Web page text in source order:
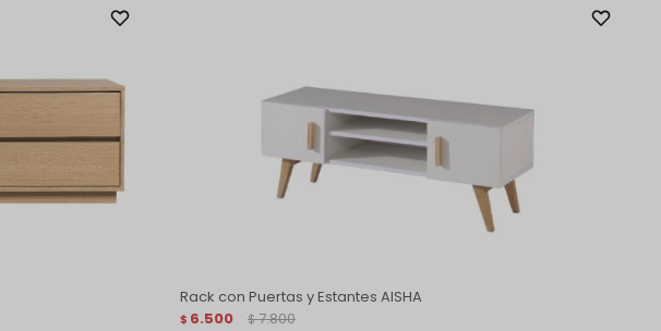
Rack con Puertas y Estantes AISHA
$ 6.500 $ 7.800